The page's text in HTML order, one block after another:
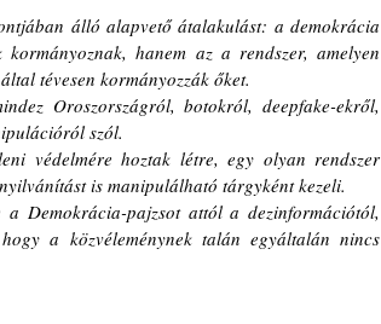
álló alapvető átalakulást: a demokrácia
hanem az a rendszer, amelyen
tévesen kormányozzák őket.
Oroszországról, botokról, deepfake-ekről,
szól.
védelmére hoztak létre, egy olyan rendszer
is manipulálható tárgyként kezeli.
Demokrácia-pajzsot attól a dezinformációtól,
a közvéleménynek talán egyáltalán nincs